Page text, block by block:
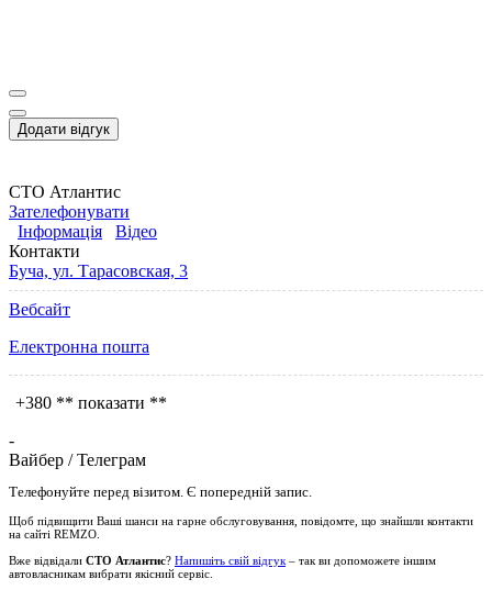
Додати відгук
СТО Атлантис
Зателефонувати
Інформація
Відео
Контакти
Буча, ул. Тарасовская, 3
Вебсайт
Електронна пошта
+380 ** показати **
-
Вайбер / Телеграм
Телефонуйте перед візитом. Є попередній запис.
Щоб підвищити Ваші шанси на гарне обслуговування, повідомте, що знайшли контакти
на сайті REMZO
Вже відвідали СТО Атлантис? Напишіть свій відгук – так ви допоможете іншим
автовласникам вибрати якісний сервіс.